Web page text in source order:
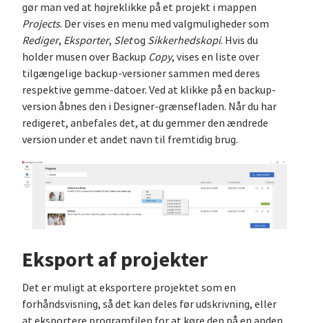
gør man ved at højreklikke på et projekt i mappen
Projects. Der vises en menu med valgmuligheder som
Rediger, Eksporter, Sletog Sikkerhedskopi. Hvis du
holder musen over Backup Copy, vises en liste over
tilgængelige backup-versioner sammen med deres
respektive gemme-datoer. Ved at klikke på en backup-
version åbnes den i Designer-grænsefladen. Når du har
redigeret, anbefales det, at du gemmer den ændrede
version under et andet navn til fremtidig brug.
Eksport af projekter
Det er muligt at eksportere projektet som en
forhåndsvisning, så det kan deles før udskrivning, eller